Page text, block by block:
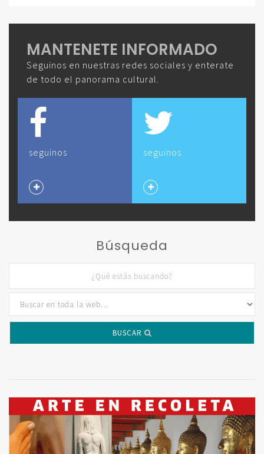
MANTENETE INFORMADO
Seguinos en nuestras redes sociales y enterate
de todo el panorama cultural.
seguinos seguinos
Búsqueda
BUSCAR